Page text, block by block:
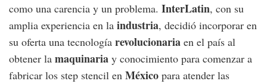
como una carencia y un problema. InterLatin, con su
amplia experiencia en la industria, decidió incorporar en
su oferta una tecnología revolucionaria en el país al
obtener la maquinaria y conocimiento para comenzar a
fabricar los step stencil en México para atender las